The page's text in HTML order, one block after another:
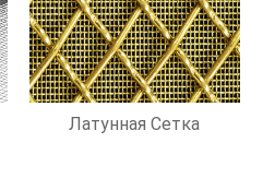
Латунная Сетка